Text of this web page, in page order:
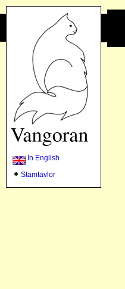
In English
Stamtavlor